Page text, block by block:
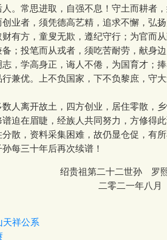
。常思进取，自强不息！守土而耕者
业者，须凭德高艺精，追求不懈，弘扬
有方，童叟无欺，遵纪守行；为官而
；投笔而从戎者，须吃苦耐劳，献身
，学高身正，诲人不倦，为国育才；
兼优。上不负国家，下不负黎庶，守
离开故土，四方创业，居住零散，乡
迫在眉睫，经族人共同努力，方修得
散，资料采集困难，故仍显仓促，有所
每三十年后再次续谱！
绍贵祖第二十二世孙 罗
二零二一年八月
天祥公系